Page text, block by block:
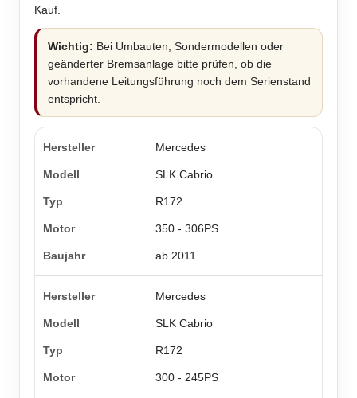
Kauf.
Wichtig: Bei Umbauten, Sondermodellen oder
geänderter Bremsanlage bitte prüfen, ob die
vorhandene Leitungsführung noch dem Serienstand
entspricht.
Mercedes
SLK Cabrio
R172
350 - 306PS
ab 2011
Mercedes
SLK Cabrio
R172
300 - 245PS